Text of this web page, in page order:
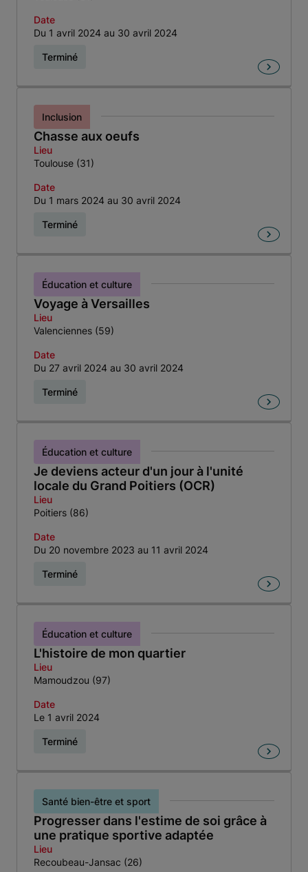
Date
Du 1 avril 2024 au 30 avril 2024
Terminé
Chasse aux oeufs
Inclusion
Lieu
Toulouse (31)
Date
Du 1 mars 2024 au 30 avril 2024
Terminé
Voyage à Versailles
Éducation et culture
Lieu
Valenciennes (59)
Date
Du 27 avril 2024 au 30 avril 2024
Terminé
Je deviens acteur d'un jour à l'unité
locale du Grand Poitiers (OCR)
Éducation et culture
Lieu
Poitiers (86)
Date
Du 20 novembre 2023 au 11 avril 2024
Terminé
L'histoire de mon quartier
Éducation et culture
Lieu
Mamoudzou (97)
Date
Le 1 avril 2024
Terminé
Progresser dans l'estime de soi grâce à
une pratique sportive adaptée
Santé bien-être et sport
Lieu
Recoubeau-Jansac (26)